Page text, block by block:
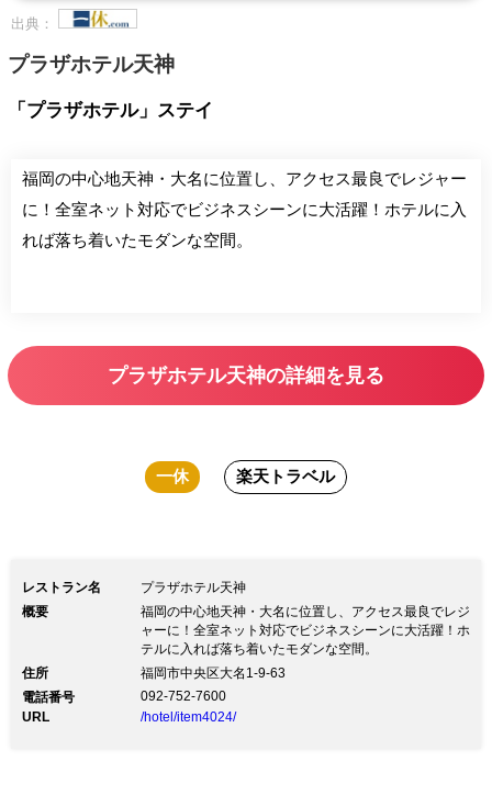
出典：
プラザホテル天神
「プラザホテル」ステイ
福岡の中心地天神・大名に位置し、アクセス最良でレジャー
に！全室ネット対応でビジネスシーンに大活躍！ホテルに入
れば落ち着いたモダンな空間。
プラザホテル天神の詳細を見る
一休 楽天トラベル
レストラン名
プラザホテル天神
概要
福岡の中心地天神・大名に位置し、アクセス最良でレジ
ャーに！全室ネット対応でビジネスシーンに大活躍！ホ
テルに入れば落ち着いたモダンな空間。
住所
福岡市中央区大名1-9-63
電話番号
092-752-7600
URL
/hotel/item4024/